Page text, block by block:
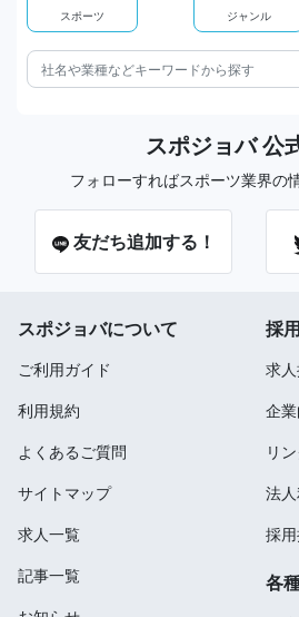
スポーツ ジャンル
スポジョバ 公
フォローすればスポーツ業界の
友だち追加する！
スポジョバについて
ご利用ガイド
利用規約
よくあるご質問
サイトマップ
求人一覧
記事一覧
採
求
企
リ
法
採
各